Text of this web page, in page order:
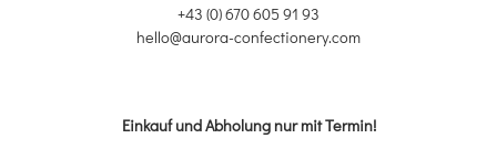
+43 (0) 670 605 91 93
hello@aurora-confectionery.com
Einkauf und Abholung nur mit Termin!